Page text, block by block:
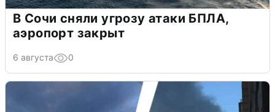
В Сочи сняли угрозу атаки БПЛА,
аэропорт закрыт
6 августа 0